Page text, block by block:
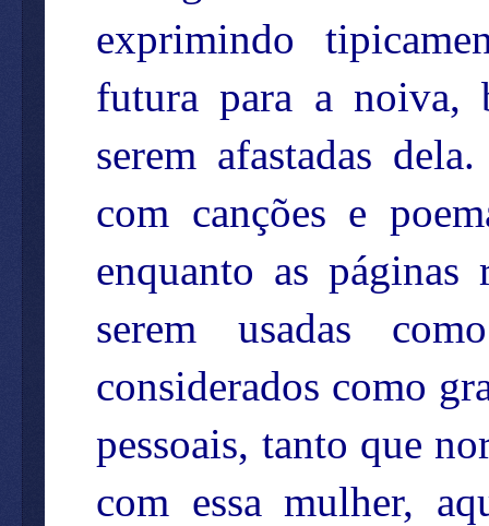
exprimindo
futura para a noiva,
serem afastadas
com canções e
enquanto as páginas
serem usadas
considerados como
pessoais, tanto que
com essa mulher,